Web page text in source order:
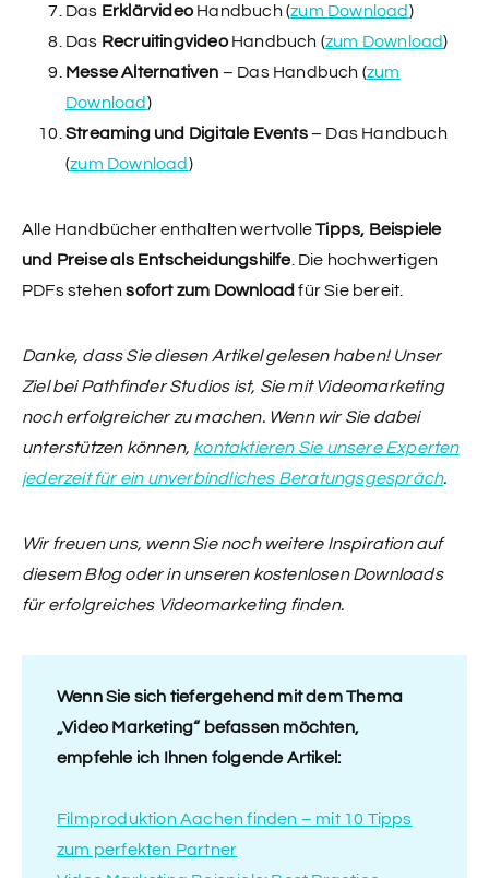
Das ErklärvideoHandbuch (zum Download)
Das RecruitingvideoHandbuch (zum Download)
Messe Alternativen – Das Handbuch (zum
Download)
Streaming und Digitale Events– Das Handbuch
(zum Download)
Alle Handbücher enthalten wertvolleTipps, Beispiele
und Preise als Entscheidungshilfe. Die hochwertigen
PDFs stehensofort zum Download für Sie bereit.
Danke, dass Sie diesen Artikel gelesen haben! Unser
Ziel bei Pathfinder Studios ist, Sie mit Videomarketing
noch erfolgreicher zu machen. Wenn wir Sie dabei
unterstützen können, kontaktieren Sie unsere Experten
jederzeit für ein unverbindliches Beratungsgespräch.
Wir freuen uns, wenn Sie noch weitere Inspiration auf
diesem Blog oder in unseren kostenlosen Downloads
für erfolgreiches Videomarketing finden.
Wenn Sie sich tiefergehend mit dem Thema
„Video Marketing“ befassen möchten,
empfehle ich Ihnen folgende Artikel:
Filmproduktion Aachen finden – mit 10 Tipps
zum perfekten Partner